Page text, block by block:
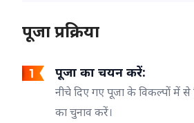
पूजा प्रक्रिया
पूजा का चयन करें:
नीचे दिए गए पूजा के विकल्पों में
का चुनाव करें।